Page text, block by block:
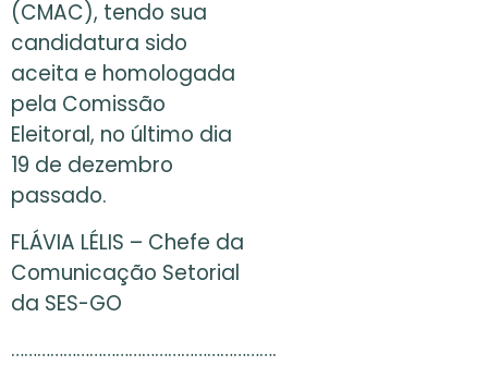
(CMAC), tendo sua
candidatura sido
aceita e homologada
pela Comissão
Eleitoral, no último dia
19 de dezembro
passado.
FLÁVIA LÉLIS – Chefe da
Comunicação Setorial
da SES-GO
…………………………………………………….